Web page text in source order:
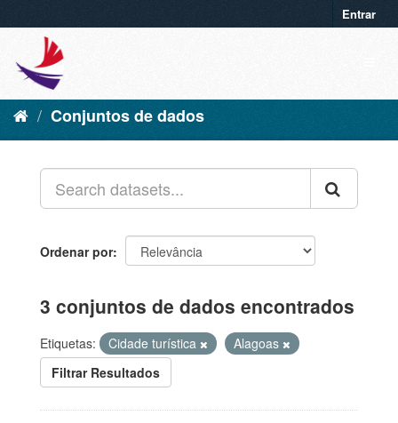
Entrar
Conjuntos de dados
Ordenar por
3 conjuntos de dados encontrados
Etiquetas: Cidade turística
Alagoas
Filtrar Resultados